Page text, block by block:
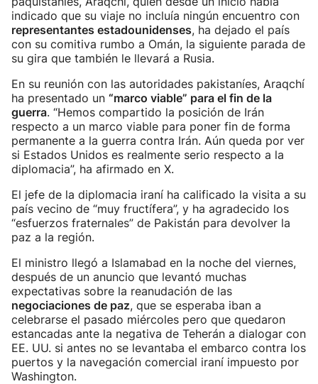
indicado que su viaje no incluía ningún encuentro con
representantes estadounidenses, ha dejado el país
con su comitiva rumbo a Omán, la siguiente parada de
su gira que también le llevará a Rusia.
En su reunión con las autoridades pakistaníes, Araqchí
ha presentado un “marco viable” para el fin de la
guerra. “Hemos compartido la posición de Irán
respecto a un marco viable para poner fin de forma
permanente a la guerra contra Irán. Aún queda por ver
si Estados Unidos es realmente serio respecto a la
diplomacia”, ha afirmado en X.
El jefe de la diplomacia iraní ha calificado la visita a su
país vecino de “muy fructífera”, y ha agradecido los
“esfuerzos fraternales” de Pakistán para devolver la
paz a la región.
El ministro llegó a Islamabad en la noche del viernes,
después de un anuncio que levantó muchas
expectativas sobre la reanudación de las
negociaciones de paz, que se esperaba iban a
celebrarse el pasado miércoles pero que quedaron
estancadas ante la negativa de Teherán a dialogar con
EE. UU. si antes no se levantaba el embarco contra los
puertos y la navegación comercial iraní impuesto por
Washington.